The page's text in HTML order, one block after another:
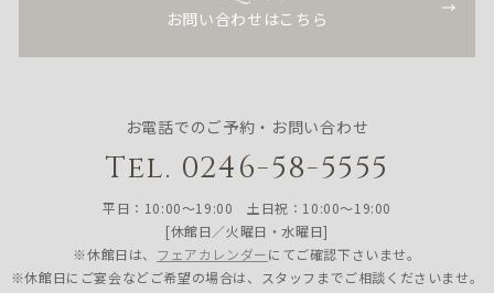
お問い合わせはこちら
お電話でのご予約・お問い合わせ
Tel. 0246-58-5555
平日：10:00〜19:00 土日祝：10:00〜19:00
[休館日／火曜日・水曜日]
※休館日は、 フェアカレンダーにてご確認下さいませ。
※休館日にご宴会などご希望の場合は、スタッフまでご相談くださいませ。